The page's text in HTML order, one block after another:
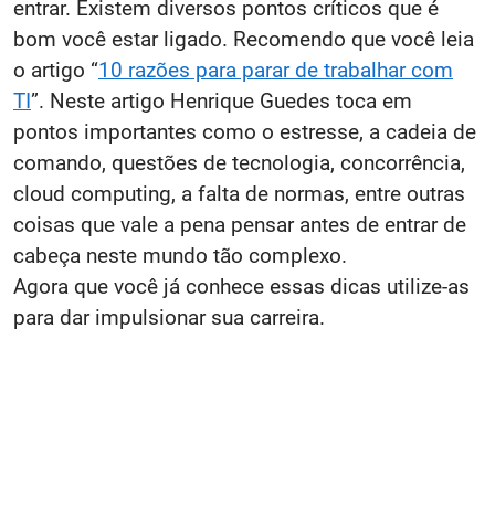
entrar. Existem diversos pontos críticos que é
bom você estar ligado. Recomendo que você leia
o artigo “10 razões para parar de trabalhar com
TI”. Neste artigo Henrique Guedes toca em
pontos importantes como o estresse, a cadeia de
comando, questões de tecnologia, concorrência,
cloud computing, a falta de normas, entre outras
coisas que vale a pena pensar antes de entrar de
cabeça neste mundo tão complexo.
Agora que você já conhece essas dicas utilize-as
para dar impulsionar sua carreira.